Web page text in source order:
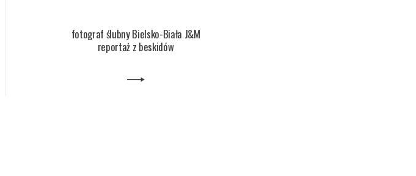
fotograf ślubny Bielsko-Biała J&M
reportaż z beskidów